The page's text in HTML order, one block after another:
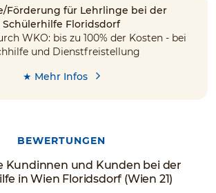
Förderung für Lehrlinge bei der
Schülerhilfe Floridsdorf
WKO: bis zu 100% der Kosten - bei
und Dienstfreistellung
★ Mehr Infos
BEWERTUNGEN
Kundinnen und Kunden bei der
in Wien Floridsdorf (Wien 21)